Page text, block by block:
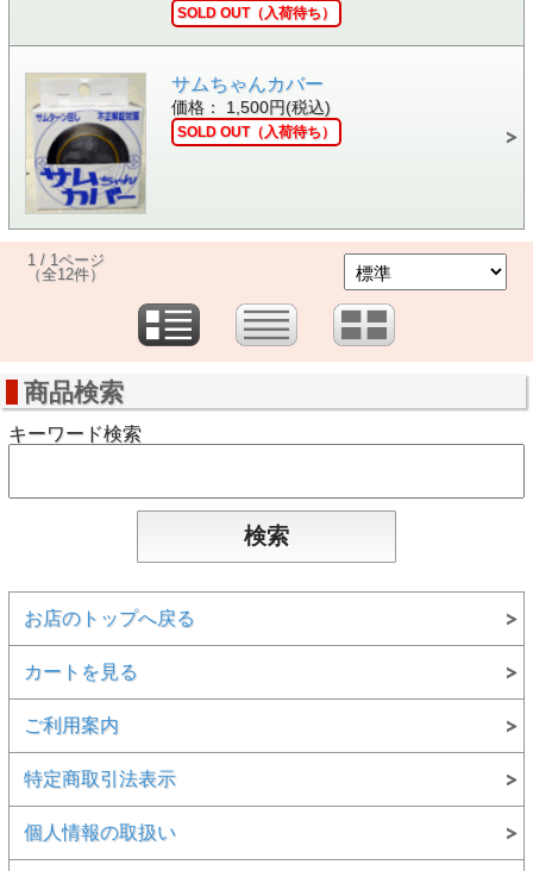
SOLD OUT（入荷待ち）
サムちゃんカバー
価格： 1,500円(税込)
SOLD OUT（入荷待ち）
1 / 1ページ
（全12件）
商品検索
キーワード検索
お店のトップへ戻る
カートを見る
ご利用案内
特定商取引法表示
個人情報の取扱い